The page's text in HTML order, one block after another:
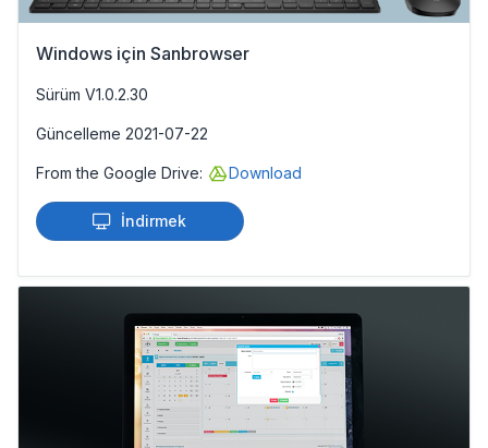
Windows için Sanbrowser
Sürüm V1.0.2.30
Güncelleme 2021-07-22
From the Google Drive: Download
İndirmek